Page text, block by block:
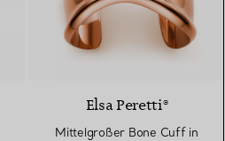
Elsa Peretti®
Mittelgroßer Bone Cuff in